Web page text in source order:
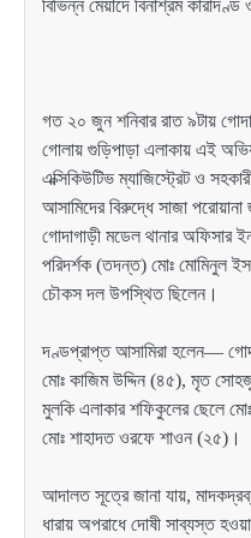
বিভিন্ন মেয়াদে বিনাশ্রম
গত ২০ জুন শনিবার রাত ৯টায়
গোলায় গুড়িপাড়া এলাকায় এই
এক্সিকিউটিভ ম্যাজিস্ট্রেট ও
আসামিদের বিরুদ্ধে সাজা
গোদাগাড়ী মডেল থানার অফিসার
পরিদর্শক (তদন্ত) মোঃ মোমিনুল
চৌকস দল উপস্থিত ছিলেন।
দণ্ডপ্রাপ্ত আসামিরা হলেন—
মোঃ কাজিম উদ্দিন (৪৫), মৃত
মুলকি এলাকার শফিকুলের ছেলে
মোঃ শাহাদত ওরফে শাওন (২৫)।
আদালত সূত্রে জানা যায়,
ধারায় অপরাধে দোষী সাব্যস্ত